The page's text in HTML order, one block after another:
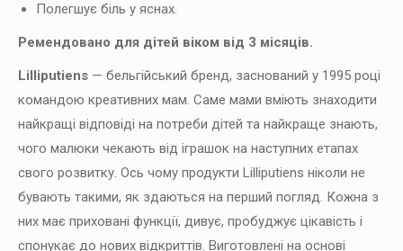
Полегшує біль у яснах.
Ремендовано для дітей віком від 3 місяців.
Lilliputiens — бельгійський бренд, заснований у 1995 році
командою креативних мам. Саме мами вміють знаходити
найкращі відповіді на потреби дітей та найкраще знають,
чого малюки чекають від іграшок на наступних етапах
свого розвитку. Ось чому продукти Lilliputiens ніколи не
бувають такими, як здаються на перший погляд. Кожна з
них має приховані функції, дивує, пробуджує цікавість і
спонукає до нових відкриттів. Виготовлені на основі